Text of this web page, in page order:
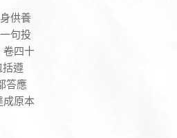
供養
句投
卷四十
括遵
答應
成原本